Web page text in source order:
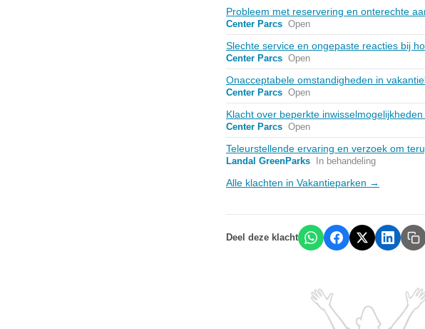
Probleem met reservering en onterechte
Center Parcs Open
Slechte service en ongepaste reacties bij
Center Parcs Open
Onacceptabele omstandigheden in
Center Parcs Open
Klacht over beperkte
Center Parcs Open
Teleurstellende ervaring en verzoek om
Landal GreenParks In behandeling
Alle klachten in Vakantieparken →
Deel deze klacht